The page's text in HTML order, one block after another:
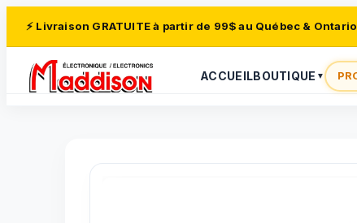
⚡ Livraison GRATUITE à partir de 99$ au Québec &
ACCUEILBOUTIQUE ▼